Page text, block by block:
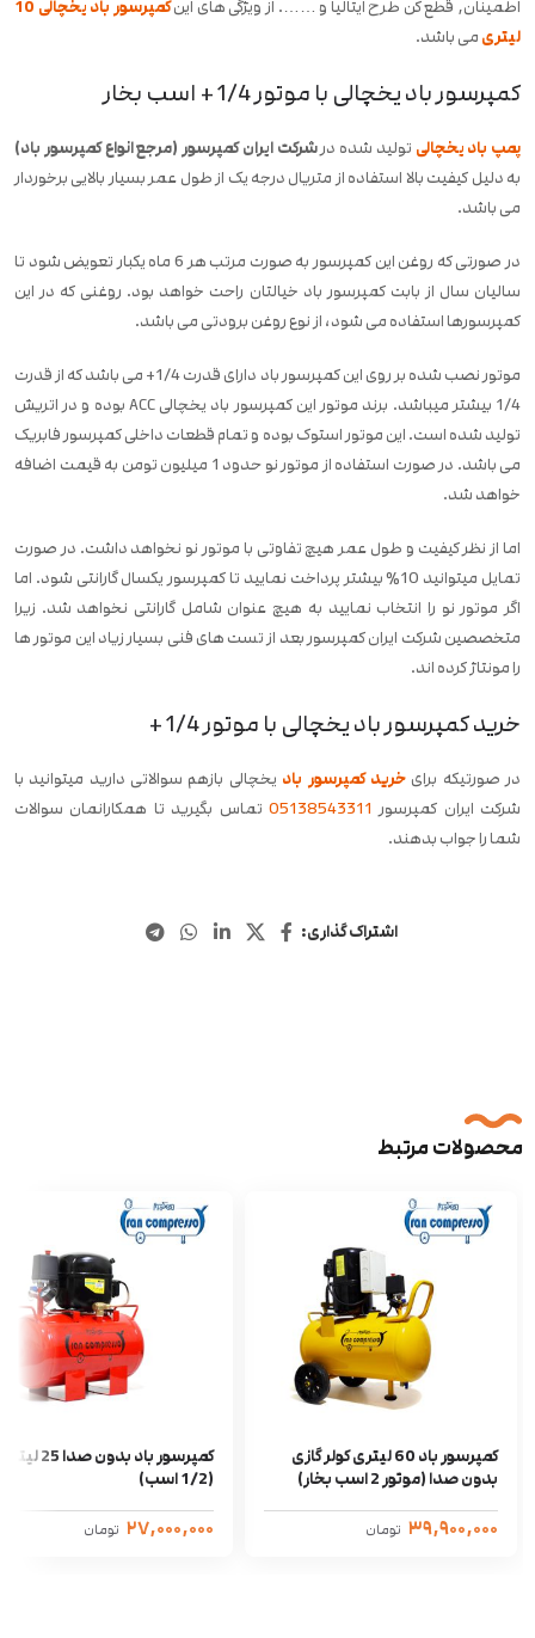
اطمینان, قطع کن طرح ایتالیا و ……. از ویژگی های این
کمپرسور باد یخچالی 10
لیتری می باشد.
کمپرسور باد یخچالی با موتور 1/4+ اسب بخار
پمپ باد یخچالی تولید شده درشرکت ایران کمپرسور (مرجع انواع کمپرسور باد)
به دلیل کیفیت بالا استفاده از متریال درجه یک از طول عمر بسیار بالایی برخوردار
می باشد.
در صورتی که روغن این کمپرسور به صورت مرتب هر 6 ماه یکبار تعویض شود تا
سالیان سال از بابت کمپرسور باد خیالتان راحت خواهد بود. روغنی که در این
کمپرسورها استفاده می شود، از نوع روغن برودتی می باشد.
موتور نصب شده بر روی این کمپرسور باد دارای قدرت 1/4+ می باشد که از قدرت
1/4 بیشتر میباشد. برند موتور این کمپرسور باد یخچالی ACC بوده و در اتریش
تولید شده است. این موتور استوک بوده و تمام قطعات داخلی کمپرسور فابریک
می باشد. در صورت استفاده از موتور نو حدود 1 میلیون تومن به قیمت اضافه
خواهد شد.
اما از نظر کیفیت و طول عمر هیچ تفاوتی با موتور نو نخواهد داشت. در صورت
تمایل میتوانید 10% بیشتر پرداخت نمایید تا کمپرسور یکسال گارانتی شود. اما
اگر موتور نو را انتخاب نمایید به هیچ عنوان شامل گارانتی نخواهد شد. زیرا
متخصصین شرکت ایران کمپرسور بعد از تست های فنی بسیار زیاد این موتور ها
را مونتاژ کرده اند.
خرید کمپرسور باد یخچالی با موتور 1/4+
در صورتیکه برایخرید کمپرسور باد یخچالی بازهم سوالاتی دارید میتوانید با
شرکت ایران کمپرسور 05138543311 تماس بگیرید تا همکارانمان سوالات
شما را جواب بدهند.
اشتراک گذاری:
محصولات مرتبط
کمپرسور باد 60 لیتری کولر گازی
بدون صدا (موتور 2 اسب بخار)
۳۹,۹۰۰,۰۰۰ تومان
کمپرسور باد بدون صدا 25 لیتری
(1/2 اسب)
۲۷,۰۰۰,۰۰۰ تومان